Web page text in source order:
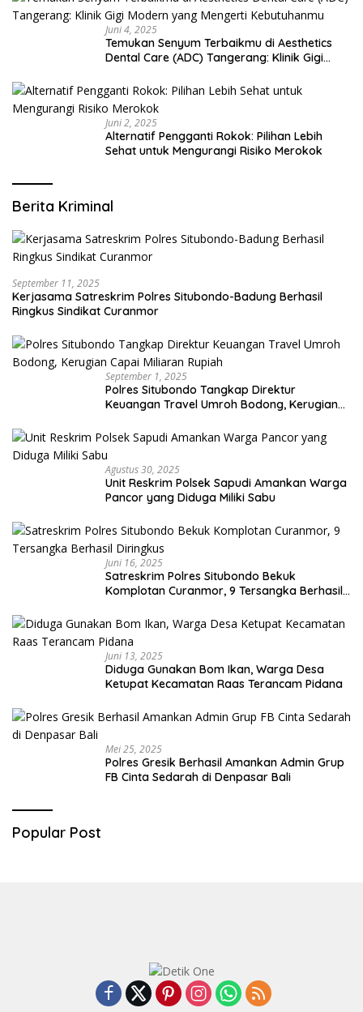
Juni 4, 2025
Temukan Senyum Terbaikmu di Aesthetics
Dental Care (ADC) Tangerang: Klinik Gigi
Juni 2, 2025
Alternatif Pengganti Rokok: Pilihan Lebih
Sehat untuk Mengurangi Risiko Merokok
Berita Kriminal
September 11, 2025
Kerjasama Satreskrim Polres Situbondo-Badung Berhasil
Ringkus Sindikat Curanmor
September 1, 2025
Polres Situbondo Tangkap Direktur
Keuangan Travel Umroh Bodong, Kerugian
Agustus 30, 2025
Unit Reskrim Polsek Sapudi Amankan Warga
Pancor yang Diduga Miliki Sabu
Juni 16, 2025
Satreskrim Polres Situbondo Bekuk
Komplotan Curanmor, 9 Tersangka Berhasil
Juni 13, 2025
Diduga Gunakan Bom Ikan, Warga Desa
Ketupat Kecamatan Raas Terancam Pidana
Mei 25, 2025
Polres Gresik Berhasil Amankan Admin Grup
FB Cinta Sedarah di Denpasar Bali
Popular Post